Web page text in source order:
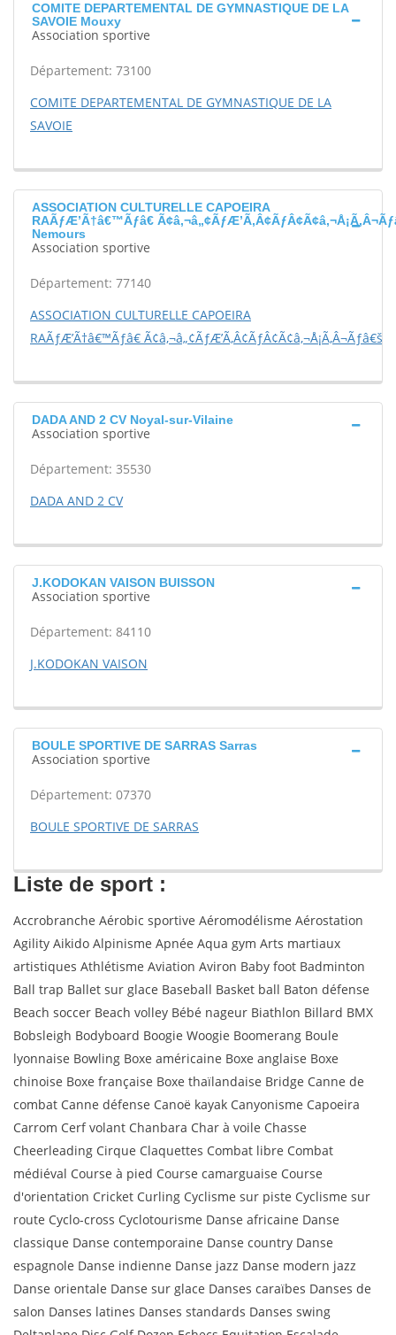
COMITE DEPARTEMENTAL DE GYMNASTIQUE DE LA
SAVOIE Mouxy
Association sportive
Département: 73100
COMITE DEPARTEMENTAL DE GYMNASTIQUE DE LA
SAVOIE
ASSOCIATION CULTURELLE CAPOEIRA
RAÃƒÆ’Ã†â€™Ãƒâ€
Nemours
Association sportive
Département: 77140
ASSOCIATION CULTURELLE CAPOEIRA
RAÃƒÆ’Ã†â€™Ãƒâ€
DADA AND 2 CV Noyal-sur-Vilaine
Association sportive
Département: 35530
DADA AND 2 CV
J.KODOKAN VAISON BUISSON
Association sportive
Département: 84110
J.KODOKAN VAISON
BOULE SPORTIVE DE SARRAS Sarras
Association sportive
Département: 07370
BOULE SPORTIVE DE SARRAS
Liste de sport :
Accrobranche Aérobic sportive Aéromodélisme Aérostation
Agility Aikido Alpinisme Apnée Aqua gym Arts martiaux
artistiques Athlétisme Aviation Aviron Baby foot Badminton
Ball trap Ballet sur glace Baseball Basket ball Baton défense
Beach soccer Beach volley Bébé nageur Biathlon Billard BMX
Bobsleigh Bodyboard Boogie Woogie Boomerang Boule
lyonnaise Bowling Boxe américaine Boxe anglaise Boxe
chinoise Boxe française Boxe thaïlandaise Bridge Canne de
combat Canne défense Canoë kayak Canyonisme Capoeira
Carrom Cerf volant Chanbara Char à voile Chasse
Cheerleading Cirque Claquettes Combat libre Combat
médiéval Course à pied Course camarguaise Course
d'orientation Cricket Curling Cyclisme sur piste Cyclisme sur
route Cyclo-cross Cyclotourisme Danse africaine Danse
classique Danse contemporaine Danse country Danse
espagnole Danse indienne Danse jazz Danse modern jazz
Danse orientale Danse sur glace Danses caraïbes Danses de
salon Danses latines Danses standards Danses swing